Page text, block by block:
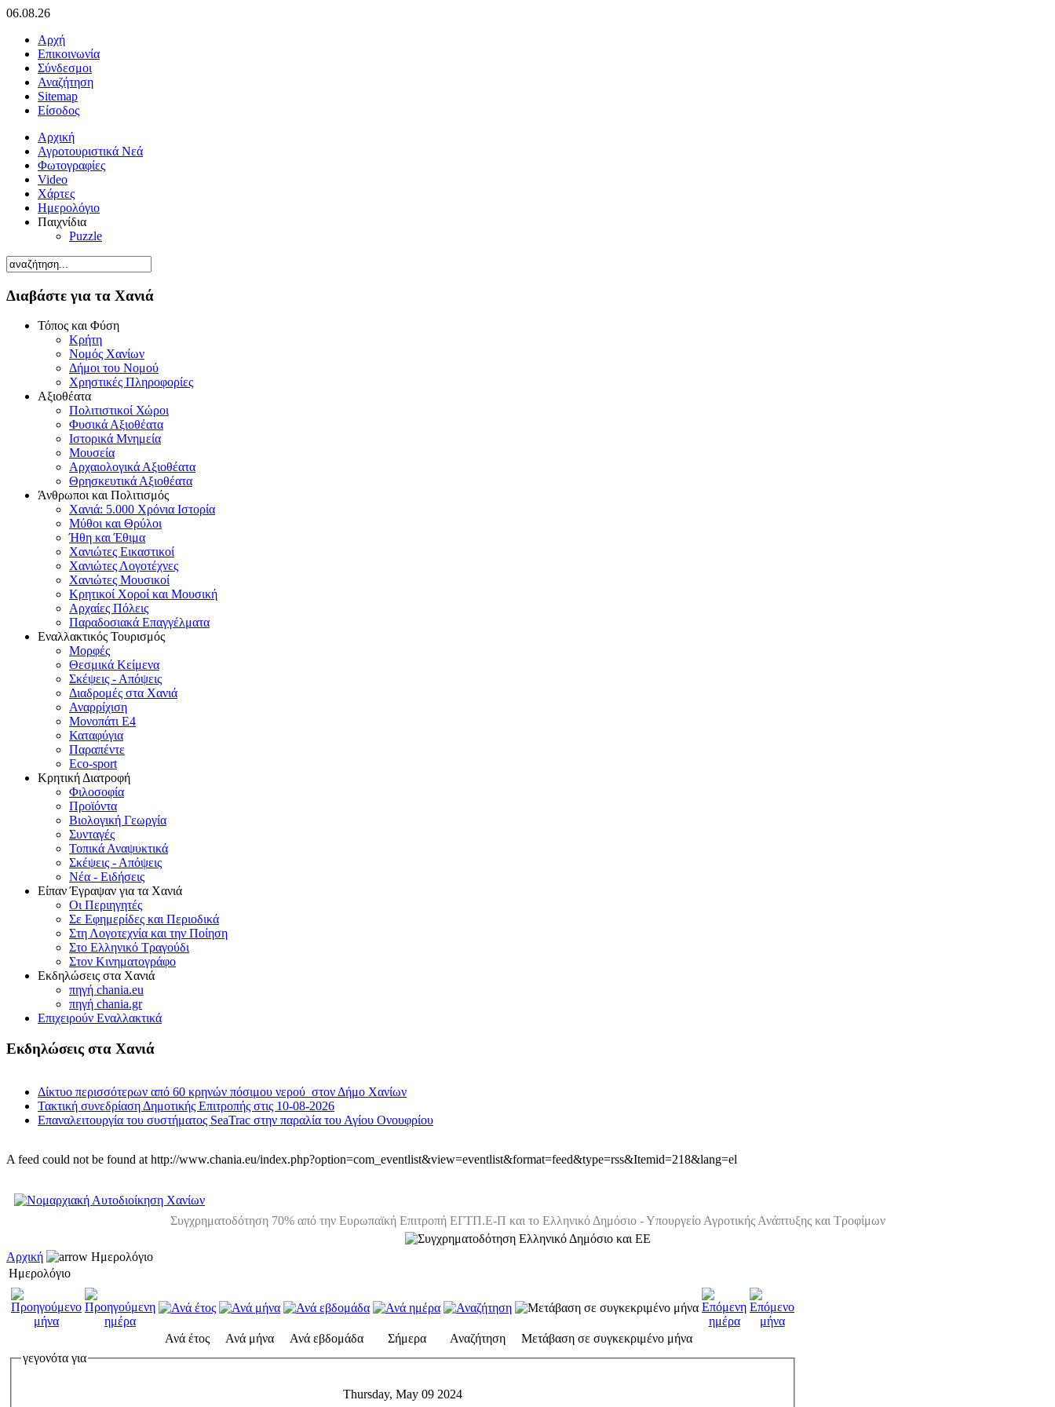
06.08.26
Αρχή
Επικοινωνία
Σύνδεσμοι
Αναζήτηση
Sitemap
Είσοδος
Αρχική
Αγροτουριστικά Νεά
Φωτογραφίες
Video
Χάρτες
Ημερολόγιο
Παιχνίδια
Puzzle
Διαβάστε για τα Χανιά
Τόπος και Φύση
Κρήτη
Νομός Χανίων
Δήμοι του Νομού
Χρηστικές Πληροφορίες
Αξιοθέατα
Πολιτιστικοί Χώροι
Φυσικά Αξιοθέατα
Ιστορικά Μνημεία
Μουσεία
Αρχαιολογικά Αξιοθέατα
Θρησκευτικά Αξιοθέατα
Άνθρωποι και Πολιτισμός
Χανιά: 5.000 Χρόνια Ιστορία
Μύθοι και Θρύλοι
Ήθη και Έθιμα
Χανιώτες Εικαστικοί
Χανιώτες Λογοτέχνες
Χανιώτες Μουσικοί
Κρητικοί Χοροί και Μουσική
Αρχαίες Πόλεις
Παραδοσιακά Επαγγέλματα
Εναλλακτικός Τουρισμός
Μορφές
Θεσμικά Κείμενα
Σκέψεις - Απόψεις
Διαδρομές στα Χανιά
Αναρρίχιση
Μονοπάτι Ε4
Καταφύγια
Παραπέντε
Eco-sport
Κρητική Διατροφή
Φιλοσοφία
Προϊόντα
Βιολογική Γεωργία
Συνταγές
Τοπικά Αναψυκτικά
Σκέψεις - Απόψεις
Νέα - Ειδήσεις
Είπαν Έγραψαν για τα Χανιά
Οι Περιηγητές
Σε Εφημερίδες και Περιοδικά
Στη Λογοτεχνία και την Ποίηση
Στο Ελληνικό Τραγούδι
Στον Κινηματογράφο
Εκδηλώσεις στα Χανιά
πηγή chania.eu
πηγή chania.gr
Επιχειρούν Εναλλακτικά
Εκδηλώσεις στα Χανιά
Δίκτυο περισσότερων από 60 κρηνών πόσιμου νερού στον Δήμο Χανίων
Τακτική συνεδρίαση Δημοτικής Επιτροπής στις 10-08-2026
Επαναλειτουργία του συστήματος SeaTrac στην παραλία του Αγίου Ονουφρίου
A feed could not be found at http://www.chania.eu/index.php?option=com_eventlist&view=eventlist&format=feed&type=rss&Itemid=218&lang=el
Συγχρηματοδότηση 70% από την Ευρωπαϊκή Επιτροπή ΕΓΤΠ.Ε-Π και το Ελληνικό Δημόσιο - Υπουργείο Αγροτικής Ανάπτυξης και Τροφίμων
Αρχική
Ημερολόγιο
Ημερολόγιο
Ανά έτος Ανά μήνα Ανά εβδομάδα Σήμερα Αναζήτηση
Μετάβαση σε συγκεκριμένο μήνα
γεγονότα για
Thursday, May 09 2024